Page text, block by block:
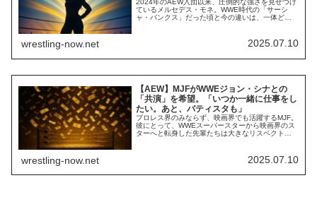
2024年のAEW入団以来、圧倒的な強さを見せつけ
ているメルセデス・モネ。WWE時代の「サーシ
ャ・バンクス」だった頃と今の違いは、一体どこ
中にいます。今はAEWでのびのびと活躍してお
り、団体内でのシングル無敗記録は続いていま
wrestling-now.net 2025.07.10
【AEW】MJFがWWEジョン・シナとの
「共演」を希望。「いつか一緒に仕事をし
たい。あと、バティスタも」
プロレス界のみならず、映画界でも活躍するMJF。
彼にとって、WWEスーパースターから映画界のス
ターへと転身した先輩たちは大きなリスペクトの
ンクロー』のプレミアイベントでジョン・シナと
対面しました。During The Iron Claw Premiere
wrestling-now.net 2025.07.10